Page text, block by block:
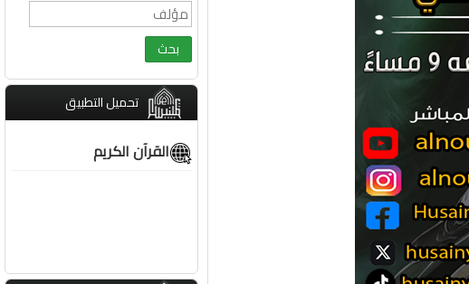
تحميل التطبيق
القرآن الكريم